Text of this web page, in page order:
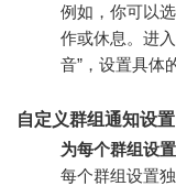
例如，你可以
作或休息。进
音”，设置具体
自定义群组通知设置
为每个群组设
每个群组设置